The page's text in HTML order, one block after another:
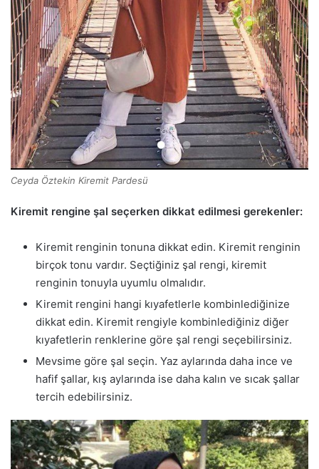
Ceyda Öztekin Kiremit Pardesü
Kiremit rengine şal seçerken dikkat edilmesi gerekenler:
Kiremit renginin tonuna dikkat edin. Kiremit renginin
birçok tonu vardır. Seçtiğiniz şal rengi, kiremit
renginin tonuyla uyumlu olmalıdır.
Kiremit rengini hangi kıyafetlerle kombinlediğinize
dikkat edin. Kiremit rengiyle kombinlediğiniz diğer
kıyafetlerin renklerine göre şal rengi seçebilirsiniz.
Mevsime göre şal seçin. Yaz aylarında daha ince ve
hafif şallar, kış aylarında ise daha kalın ve sıcak şallar
tercih edebilirsiniz.